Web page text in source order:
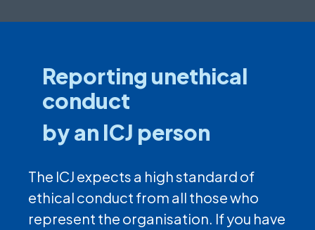
Reporting unethical
conduct
by an ICJ person
The ICJ expects a high standard of
ethical conduct from all those who
represent the organisation. If you have